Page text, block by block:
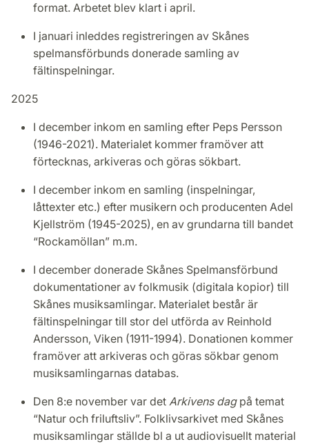
format. Arbetet blev klart i april.
I januari inleddes registreringen av Skånes
spelmansförbunds donerade samling av
fältinspelningar.
2025
I december inkom en samling efter Peps Persson
(1946-2021). Materialet kommer framöver att
förtecknas, arkiveras och göras sökbart.
I december inkom en samling (inspelningar,
låttexter etc.) efter musikern och producenten Adel
Kjellström (1945-2025), en av grundarna till bandet
“Rockamöllan” m.m.
I december donerade Skånes Spelmansförbund
dokumentationer av folkmusik (digitala kopior) till
Skånes musiksamlingar. Materialet består är
fältinspelningar till stor del utförda av Reinhold
Andersson, Viken (1911-1994). Donationen kommer
framöver att arkiveras och göras sökbar genom
musiksamlingarnas databas.
Den 8:e november var det Arkivens dagpå temat
“Natur och friluftsliv”. Folklivsarkivet med Skånes
musiksamlingar ställde bl a ut audiovisuellt material